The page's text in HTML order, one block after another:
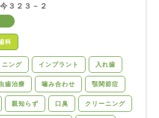
３２３－２
科
ニング インプラント 入れ歯
歯治療 噛み合わせ 顎関節症
親知らず 口臭 クリーニング